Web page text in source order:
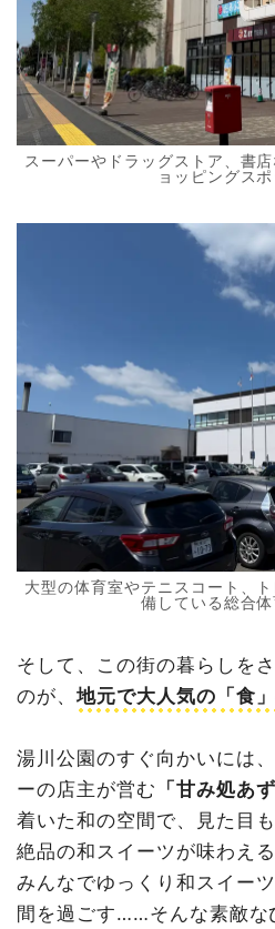
スーパーやドラッグストア、書
ョッピングス
大型の体育室やテニスコート、
備している総合
そして、この街の暮らしを
のが、 地元で大人気の「食
湯川公園のすぐ向かいには
ーの店主が営む 「甘み処あず
着いた和の空間で、見た目
絶品の和スイーツが味わえ
みんなでゆっくり和スイー
間を過ごす……そんな素敵な